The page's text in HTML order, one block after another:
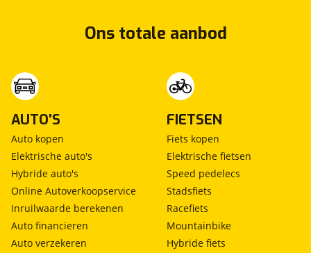
Ons totale aanbod
AUTO'S
Auto kopen
Elektrische auto's
Hybride auto's
Online Autoverkoopservice
Inruilwaarde berekenen
Auto financieren
Auto verzekeren
FIETSEN
Fiets kopen
Elektrische fietsen
Speed pedelecs
Stadsfiets
Racefiets
Mountainbike
Hybride fiets